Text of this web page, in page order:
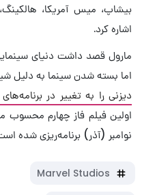
بیشاپ، میس آمریکا،
اشاره کرد.
مارول قصد داشت دنیای
اما بسته شدن سینما به دلیل
دیزنی را به تغییر در
اولین فیلم فاز چهارم محسوب
نوامبر (آذر) برنامه‌ریزی شده
Marvel Studios